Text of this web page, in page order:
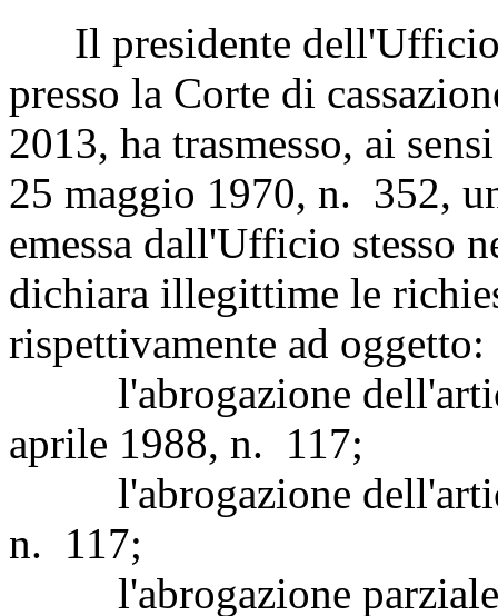
Il presidente
presso la Corte di
2013, ha trasmesso, ai
25 maggio 1970, n. 352,
emessa dall'Ufficio stesso
dichiara illegittime le
rispettivamente ad oggetto:
l'abrogazione
aprile 1988, n. 117;
l'abrogazione
n. 117;
l'abrogazione parziale